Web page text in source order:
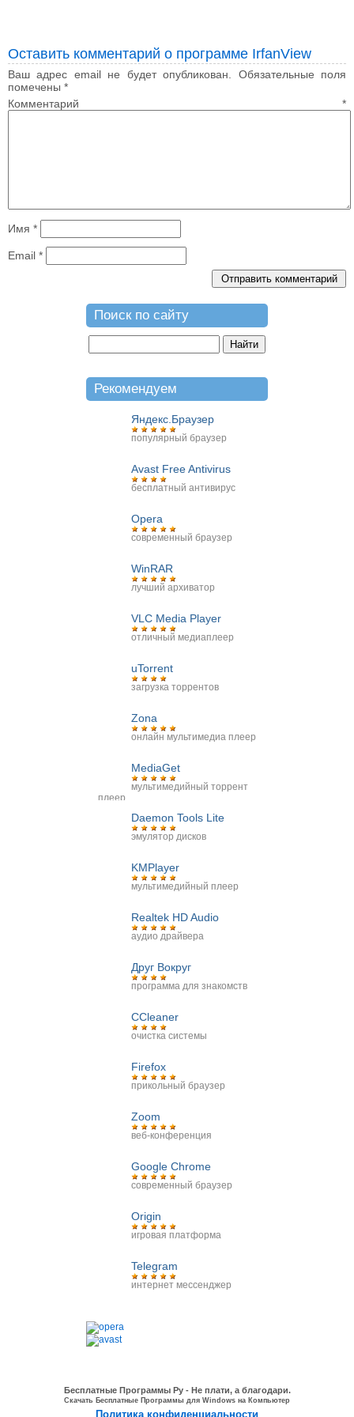
Оставить комментарий о программе IrfanView
Ваш адрес email не будет опубликован.
Обязательные поля
помечены *
Комментарий *
Имя *
Email *
Поиск по сайту
Рекомендуем
Яндекс.Браузер
популярный браузер
Avast Free Antivirus
бесплатный антивирус
Opera
современный браузер
WinRAR
лучший архиватор
VLC Media Player
отличный медиаплеер
uTorrent
загрузка торрентов
Zona
онлайн мультимедиа плеер
MediaGet
мультимедийный торрент
плеер
Daemon Tools Lite
эмулятор дисков
KMPlayer
мультимедийный плеер
Realtek HD Audio
аудио драйвера
Друг Вокруг
программа для знакомств
CCleaner
очистка системы
Firefox
прикольный браузер
Zoom
веб-конференция
Google Chrome
современный браузер
Origin
игровая платформа
Telegram
интернет мессенджер
Бесплатные Программы Ру - Не плати, а благодари.
Скачать Бесплатные Программы для Windows на Компьютер
Политика конфиденциальности